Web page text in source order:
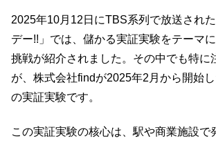
2025年10月12日にTBS系列で放送され
デー!!」では、儲かる実証実験をテーマ
挑戦が紹介されました。その中でも特に
が、株式会社findが2025年2月から開始
の実証実験です。
この実証実験の核心は、駅や商業施設で